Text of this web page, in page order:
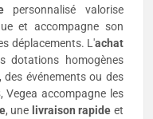
personnalisé valorise
et accompagne son
déplacements. L'achat
dotations homogènes
événements ou des
, Vegea accompagne les
, une livraison rapide et